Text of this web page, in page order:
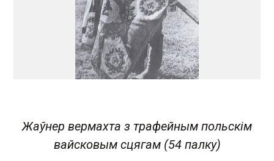
Жаўнер вермахта з трафейным польскім
вайсковым сцягам (54 палку)